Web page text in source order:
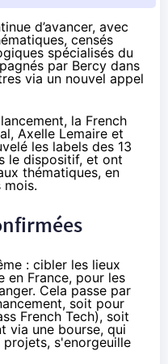
d’avancer, avec
censés
spécialisés du
par Bercy dans
via un nouvel appel
la French
Axelle Lemaire et
les labels des 13
le dispositif, et ont
thématiques, en
mois.
: cibler les lieux
en France, pour les
Cela passe par
soit pour
French Tech), soit
via une bourse, qui
s'enorgeuille